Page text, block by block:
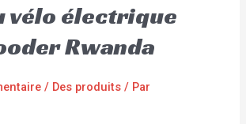
vélo électrique
Rwanda
/ Des produits / Par